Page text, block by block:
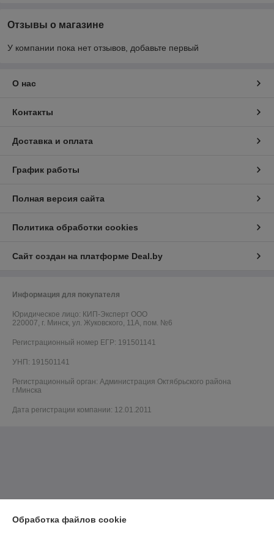
Отзывы о магазине
У компании пока нет отзывов, добавьте первый
О нас
Контакты
Доставка и оплата
График работы
Полная версия сайта
Политика обработки cookies
Сайт создан на платформе Deal.by
Информация для покупателя
Юридическое лицо: КИП-Эксперт ООО
220007, г. Минск, ул. Жуковского, 11А, пом. №6
Регистрационный номер ЕГР: 191501141
УНП: 191501141
Регистрационный орган: Администрация Октябрьского района
г.Минска
Дата регистрации компании: 12.01.2011
Обработка файлов cookie